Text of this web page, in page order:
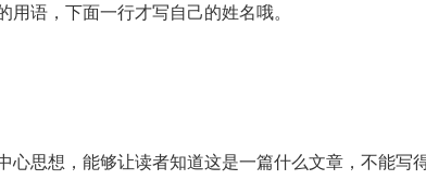
语，下面一行才写自己的姓名哦。
心思想，能够让读者知道这是一篇什么文章，不能写